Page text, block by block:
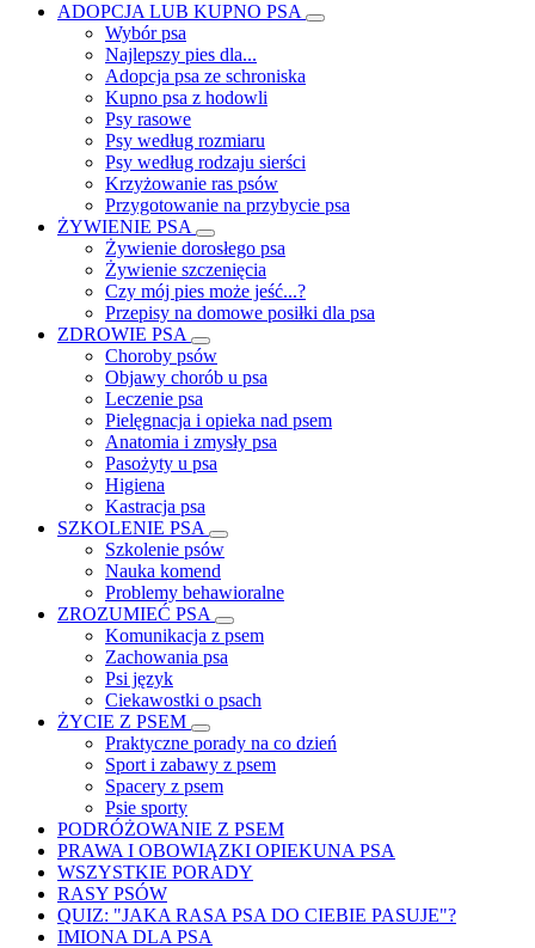
ADOPCJA LUB KUPNO PSA
Wybór psa
Najlepszy pies dla...
Adopcja psa ze schroniska
Kupno psa z hodowli
Psy rasowe
Psy według rozmiaru
Psy według rodzaju sierści
Krzyżowanie ras psów
Przygotowanie na przybycie psa
ŻYWIENIE PSA
Żywienie dorosłego psa
Żywienie szczenięcia
Czy mój pies może jeść...?
Przepisy na domowe posiłki dla psa
ZDROWIE PSA
Choroby psów
Objawy chorób u psa
Leczenie psa
Pielęgnacja i opieka nad psem
Anatomia i zmysły psa
Pasożyty u psa
Higiena
Kastracja psa
SZKOLENIE PSA
Szkolenie psów
Nauka komend
Problemy behawioralne
ZROZUMIEĆ PSA
Komunikacja z psem
Zachowania psa
Psi język
Ciekawostki o psach
ŻYCIE Z PSEM
Praktyczne porady na co dzień
Sport i zabawy z psem
Spacery z psem
Psie sporty
PODRÓŻOWANIE Z PSEM
PRAWA I OBOWIĄZKI OPIEKUNA PSA
WSZYSTKIE PORADY
RASY PSÓW
QUIZ: "JAKA RASA PSA DO CIEBIE PASUJE"?
IMIONA DLA PSA